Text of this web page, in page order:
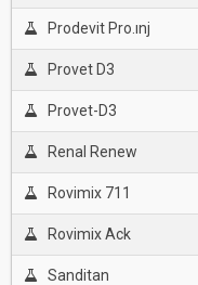
Prodevit Pro.ınj
Provet D3
Provet-D3
Renal Renew
Rovimix 711
Rovimix Ack
Sanditan